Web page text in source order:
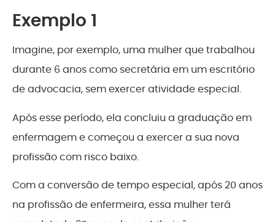
Exemplo 1
Imagine, por exemplo, uma mulher que trabalhou
durante 6 anos como secretária em um escritório
de advocacia, sem exercer atividade especial.
Após esse período, ela concluiu a graduação em
enfermagem e começou a exercer a sua nova
profissão com risco baixo.
Com a conversão de tempo especial, após 20 anos
na profissão de enfermeira, essa mulher terá